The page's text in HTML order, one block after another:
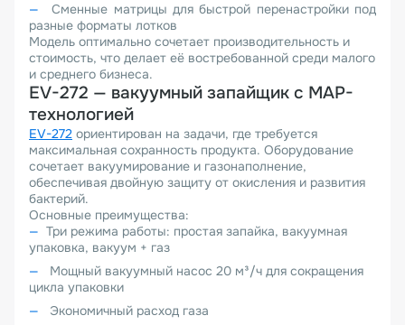
Сменные матрицы для быстрой перенастройки под
разные форматы лотков
Модель оптимально сочетает производительность и
стоимость, что делает её востребованной среди малого
и среднего бизнеса.
EV-272 — вакуумный запайщик с MAP-
технологией
EV-272 ориентирован на задачи, где требуется
максимальная сохранность продукта. Оборудование
сочетает вакуумирование и газонаполнение,
обеспечивая двойную защиту от окисления и развития
бактерий.
Основные преимущества:
Три режима работы: простая запайка, вакуумная
упаковка, вакуум + газ
Мощный вакуумный насос 20 м³/ч для сокращения
цикла упаковки
Экономичный расход газа